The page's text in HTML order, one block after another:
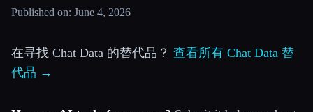
Published on: June 4, 2026
在寻找 Chat Data 的替代品？ 查看所有 Chat Data 替
代品 →